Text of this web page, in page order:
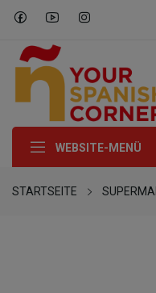
WEBSITE-MENÜ
STARTSEITE